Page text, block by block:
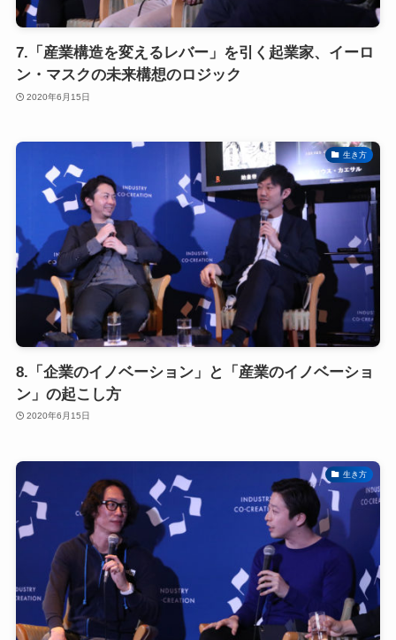
7.「産業構造を変えるレバー」を引く起業家、イーロ
ン・マスクの未来構想のロジック
2020年6月15日
生き方
8.「企業のイノベーション」と「産業のイノベーショ
ン」の起こし方
2020年6月15日
生き方